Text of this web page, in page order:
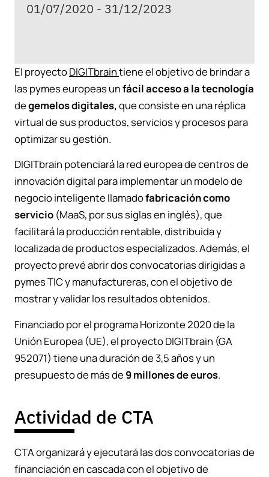
01/07/2020 - 31/12/2023
El proyectoDIGITbraintiene el objetivo de brindar a
las pymes europeas unfácil acceso a la tecnología
degemelos digitales, que consiste en una réplica
virtual de sus productos, servicios y procesos para
optimizar su gestión.
DIGITbrain potenciará la red europea de centros de
innovación digital para implementar un modelo de
negocio inteligente llamadofabricación como
servicio (MaaS, por sus siglas en inglés), que
facilitará la producción rentable, distribuida y
localizada de productos especializados. Además, el
proyecto prevé abrir dos convocatorias dirigidas a
pymes TIC y manufactureras, con el objetivo de
mostrar y validar los resultados obtenidos.
Financiado por el programa Horizonte 2020 de la
Unión Europea (UE), el proyecto DIGITbrain (GA
952071) tiene una duración de 3,5 años y un
presupuesto de más de 9 millones de euros.
Actividad de CTA
CTA organizará y ejecutará las dos convocatorias de
financiación en cascada con el objetivo de